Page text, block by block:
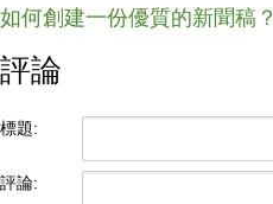
如何創建一份優質的新聞稿？
評論
標題:
評論: